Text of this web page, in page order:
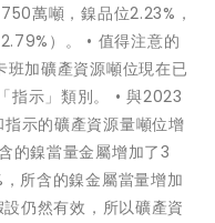
萬噸，鎳品位2.23%，
）。 • 值得注意的
班加礦產資源噸位現在已
指示」類別。 • 與2023
示的礦產資源量噸位增
的鎳當量金屬增加了3
所含的鎳金屬當量增加
仍然有效，所以礦產資